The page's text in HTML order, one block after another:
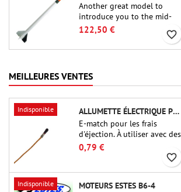
Another great model to
introduce you to the mid-
power.A scale replica of a
small in size and peefect to
122,50 € favorite_border
MEILLEURES VENTES
Indisponible
ALLUMETTE ÉLECTRIQUE POUR CHARGE D'ÉJECTION
E-match pour les frais
d'éjection. À utiliser avec des
altimètres ou d'autres
appareils électroniques.
0,79 €
favorite_border
Indisponible
MOTEURS ESTES B6-4